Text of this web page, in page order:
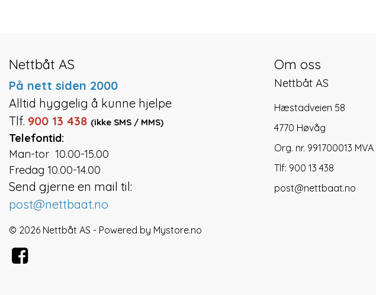
Nettbåt AS
På nett siden 2000
Alltid hyggelig å kunne hjelpe
Tlf. 900 13 438 (ikke SMS / MMS)
Telefontid:
Man-tor 10.00-15.00
Fredag 10.00-14.00
Send gjerne en mail til:
post@nettbaat.no
© 2026 Nettbåt AS - Powered by Mystore.no
Om oss
Nettbåt AS
Hæstadveien 58
4770 Høvåg
Org. nr. 991700013 MVA
Tlf: 900 13 438
post@nettbaat.no